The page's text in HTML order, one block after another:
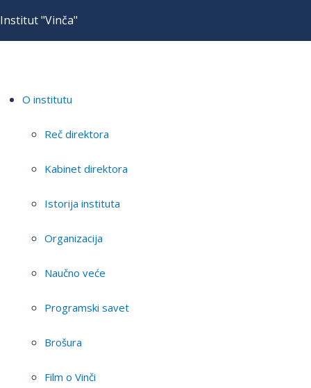
Institut "Vinča"
O institutu
Reč direktora
Kabinet direktora
Istorija instituta
Organizacija
Naučno veće
Programski savet
Brošura
Film o Vinči